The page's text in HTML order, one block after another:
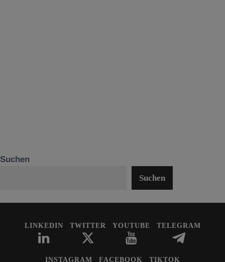
Suchen
Suchen
LINKEDIN TWITTER YOUTUBE TELEGRAM
INSTAGRAM FACEBOOK TIKTOK